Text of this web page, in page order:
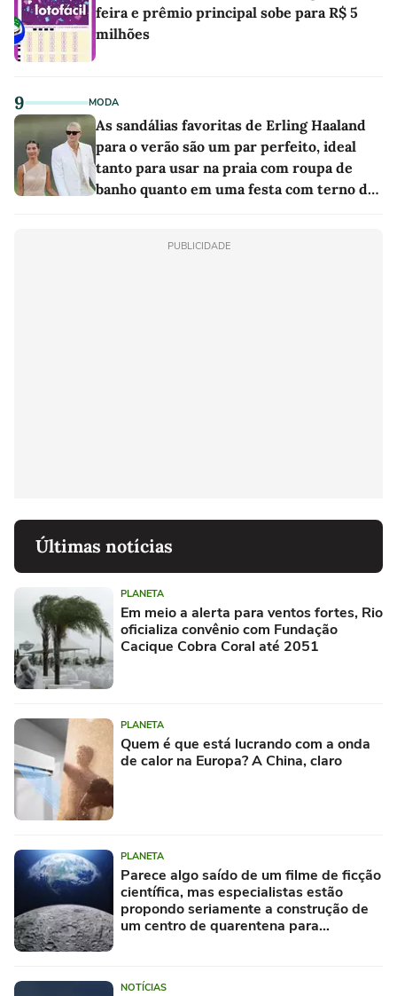
feira e prêmio principal sobe para R$ 5
milhões
9 MODA
As sandálias favoritas de Erling Haaland
para o verão são um par perfeito, ideal
tanto para usar na praia com roupa de
banho quanto em uma festa com terno de
PUBLICIDADE
Últimas notícias
PLANETA
Em meio a alerta para ventos fortes, Rio
oficializa convênio com Fundação
Cacique Cobra Coral até 2051
PLANETA
Quem é que está lucrando com a onda
de calor na Europa? A China, claro
PLANETA
Parece algo saído de um filme de ficção
científica, mas especialistas estão
propondo seriamente a construção de
um centro de quarentena para
NOTÍCIAS